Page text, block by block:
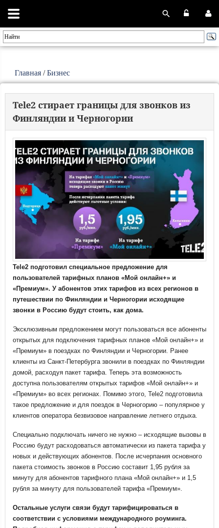
Главная /Бизнес
Tele2 стирает границы для звонков из
Финляндии и Черногории
Tele2 подготовил специальное предложение для
пользователей тарифных планов «Мой онлайн+» и
«Премиум». У абонентов этих тарифов из всех регионов в
путешествии по Финляндии и Черногории исходящие
звонки в Россию будут стоить, как дома.
Эксклюзивным предложением могут пользоваться все абоненты
открытых для подключения тарифных планов «Мой онлайн+» и
«Премиум» в поездках по Финляндии и Черногории. Ранее
клиенты из Санкт-Петербурга звонили в поездках по Финляндии
домой, расходуя пакет тарифа. Теперь эта возможность
доступна пользователям открытых тарифов «Мой онлайн+» и
«Премиум» во всех регионах. Помимо этого, Tele2 подготовила
такое предложение и для поездок в Черногорию – популярное у
клиентов оператора безвизовое направление летнего отдыха.
Специально подключать ничего не нужно – исходящие вызовы в
Россию будут расходоваться автоматически из пакета тарифа у
новых и действующих абонентов. После исчерпания основного
пакета стоимость звонков в Россию составит 1,95 рубля за
минуту для абонентов тарифного плана «Мой онлайн+» и 1,5
рубля за минуту для пользователей тарифа «Премиум».
Остальные услуги связи будут тарифицироваться в
соответствии с условиями международного роуминга.